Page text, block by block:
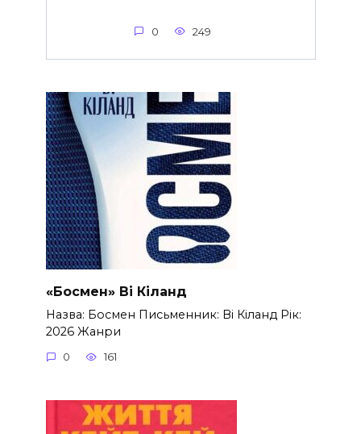
0 249
«Босмен» Ві Кіланд
Назва: Босмен Письменник: Ві Кіланд Рік:
2026 Жанри
0 161